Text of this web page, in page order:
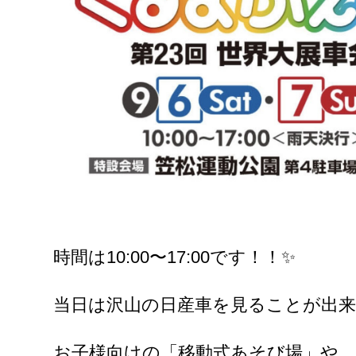
時間は10:00〜17:00です！！✨
当日は沢山の日産車を見ることが出